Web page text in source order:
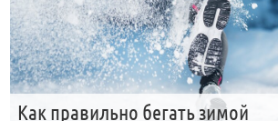
Как правильно бегать зимой